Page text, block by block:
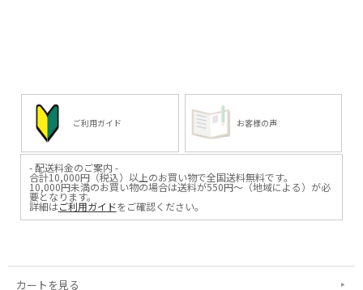
ご利用ガイド お客様の声
- 配送料金のご案内 -
合計10,000円（税込）以上のお買い物で全国送料無料です。
10,000円未満のお買い物の場合は送料が550円～（地域による）が必
要となります。
詳細はご利用ガイドをご確認ください。
カートを見る